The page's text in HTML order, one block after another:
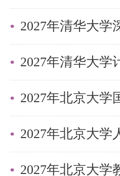
需要说的是，考
持。盛世清北-
造，有清北先
实战营、清北冲
可选择，清北
巧，专项技能
清北。
2027年清华大学
2027年北京大学
2027年北京大学